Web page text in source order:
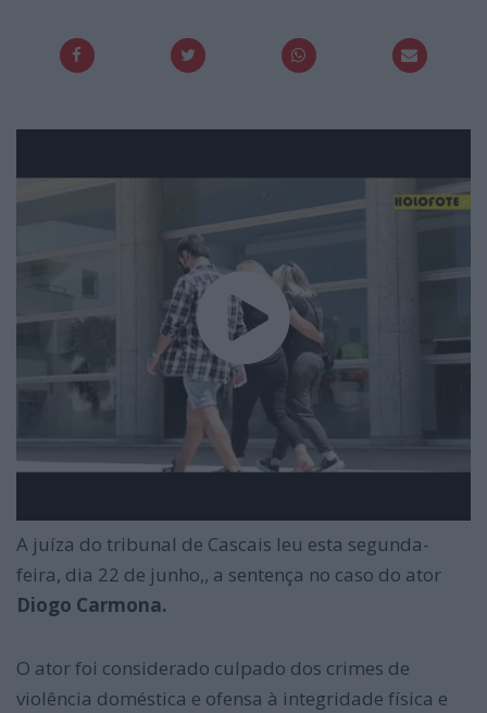
A juíza do tribunal de Cascais leu esta segunda-
feira, dia 22 de junho,, a sentença no caso do ator
Diogo Carmona.
O ator foi considerado culpado dos crimes de
violência doméstica e ofensa à integridade física e